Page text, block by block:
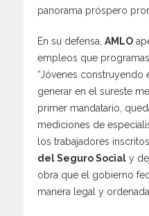
panorama próspero
En su defensa, AMLO
empleos que
“Jóvenes construyendo
generar en el sureste
primer mandatario,
mediciones de
los trabajadores
del Seguro Social y
obra que el gobierno
manera legal y ordenada.